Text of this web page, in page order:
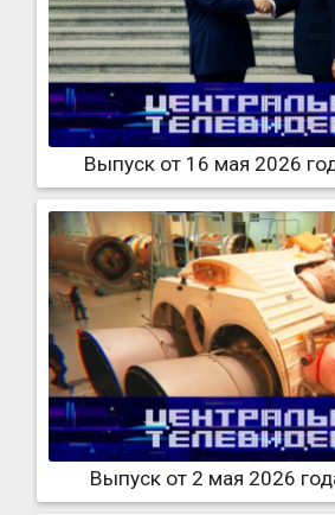
Выпуск от 16 мая 2026
Выпуск от 2 мая 2026